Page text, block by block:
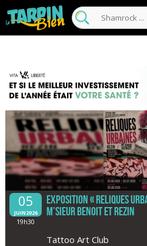
05
JUIN2026
19h30
Exposition « Reliques
M’Sieur BENOIT et REZIN
Tattoo Art Club